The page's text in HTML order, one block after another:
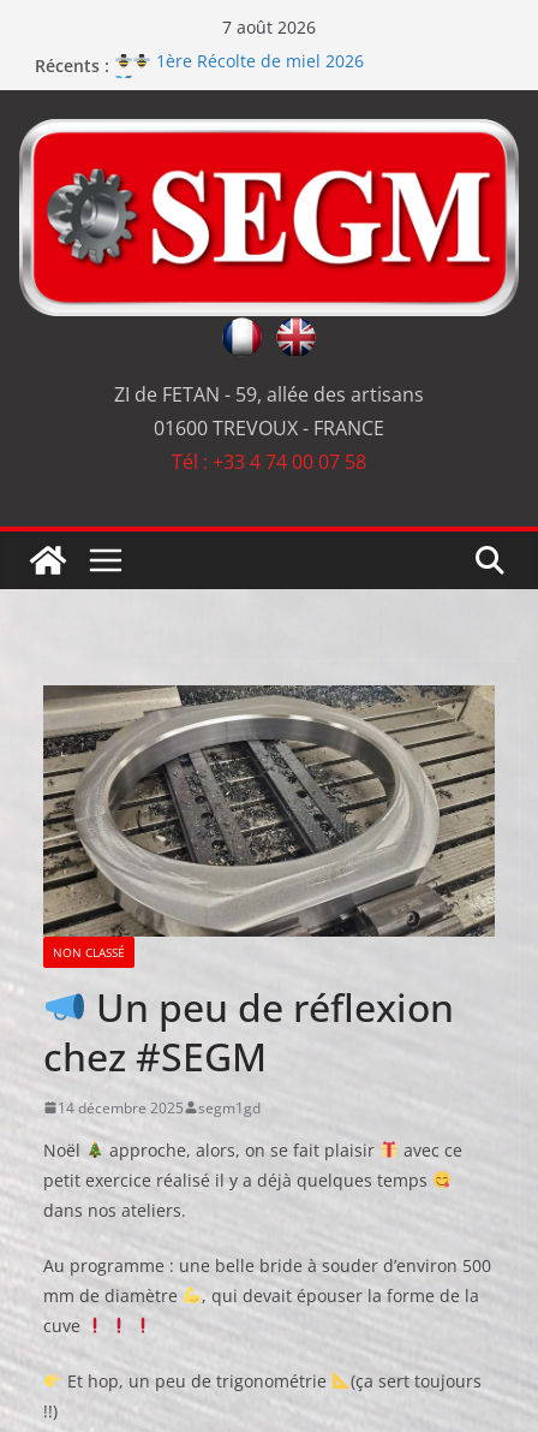
7 août 2026
Récents :
1ère Récolte de miel 2026
Renouvellement de la certification ISO 9001
Le repas d’équipe de SEGM allume le feu
Jérôme en renfort sur la qualité de #SEGM
ZI de FETAN - 59, allée des artisans
01600 TREVOUX - FRANCE
Tél : +33 4 74 00 07 58
NON CLASSÉ
Un peu de réflexion
chez #SEGM
14 décembre 2025 segm1gd
Noël approche, alors, on se fait plaisir
avec ce
petit exercice réalisé il y a déjà quelques temps
dans nos ateliers.
Au programme : une belle bride à souder d’environ 500
mm de diamètre
, qui devait épouser la forme de la
cuve
Et hop, un peu de trigonométrie
(ça sert toujours
!!)